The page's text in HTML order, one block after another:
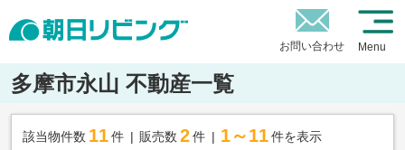
お問い合わせ Menu
多摩市永山 不動産一覧
該当物件数 11件 販売数 2 件 1～11 件を表示